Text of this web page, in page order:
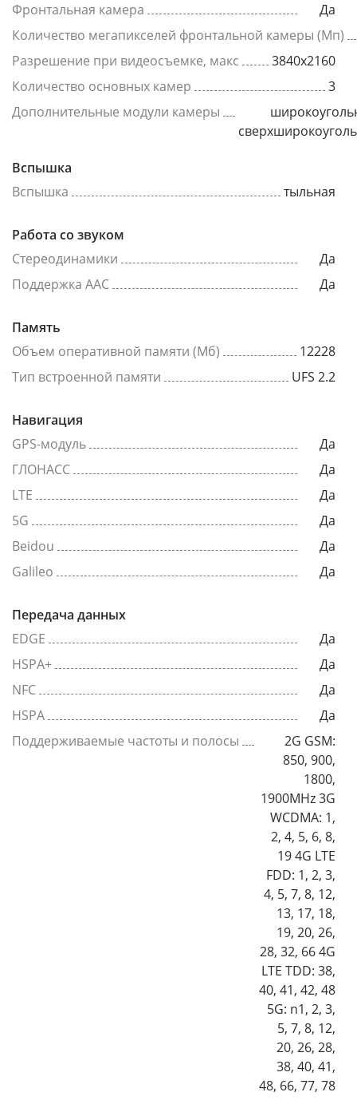
Фронтальная камера
Да
Количество мегапикселей фронтальной камеры (Мп)
Разрешение при видеосъемке, макс
3840x2160
Количество основных камер
3
Дополнительные модули камеры
Вспышка
Вспышка
тыльная
Работа со звуком
Стереодинамики
Да
Поддержка AAC
Да
Память
Объем оперативной памяти (Мб)
12228
Тип встроенной памяти
UFS 2.2
Навигация
GPS-модуль
Да
ГЛОНАСС
Да
LTE
Да
5G
Да
Beidou
Да
Galileo
Да
Передача данных
EDGE
Да
HSPA+
Да
NFC
Да
HSPA
Да
Поддерживаемые частоты и полосы
2G GSM:
850, 900,
1800,
1900MHz 3G
WCDMA: 1,
2, 4, 5, 6, 8,
19 4G LTE
FDD: 1, 2, 3,
4, 5, 7, 8, 12,
13, 17, 18,
19, 20, 26,
28, 32, 66 4G
LTE TDD: 38,
40, 41, 42, 48
5G: n1, 2, 3,
5, 7, 8, 12,
20, 26, 28,
38, 40, 41,
48, 66, 77, 78